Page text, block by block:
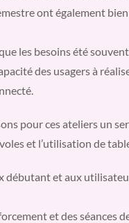
ont également
les besoins été
des usagers à
pour ces ateliers un
et l’utilisation de
débutant et aux
et des séances